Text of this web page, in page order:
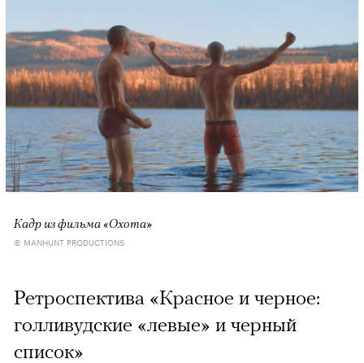
Кадр из фильма «Охота»
© MANHUNT PRODUCTIONS
Ретроспектива «Красное и черное:
голливудские «левые» и черный
список»